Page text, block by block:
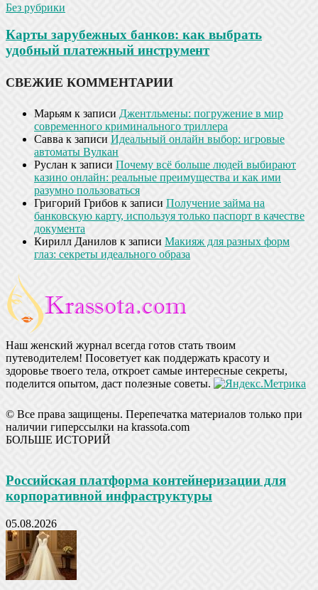
Без рубрики
Карты зарубежных банков: как выбрать
удобный платежный инструмент
СВЕЖИЕ КОММЕНТАРИИ
Марьям к записи Джентльмены: погружение в мир
современного криминального триллера
Савва к записи Идеальный онлайн выбор: игровые
автоматы Вулкан
Руслан к записи Почему всё больше людей выбирают
казино онлайн: реальные преимущества и как ими
разумно пользоваться
Григорий Грибов к записи Получение займа на
банковскую карту, используя только паспорт в качестве
документа
Кирилл Данилов к записи Макияж для разных форм
глаз: секреты идеального образа
Наш женский журнал всегда готов стать твоим
путеводителем! Посоветует как поддержать красоту и
здоровье твоего тела, откроет самые интересные секреты,
поделится опытом, даст полезные советы.
© Все права защищены. Перепечатка материалов только при
наличии гиперссылки на krassota.com
БОЛЬШЕ ИСТОРИЙ
Российская платформа контейнеризации для
корпоративной инфраструктуры
05.08.2026